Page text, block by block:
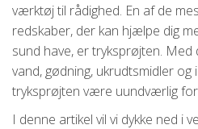
værktøj til rådighed. En af de
redskaber, der kan hjælpe dig
sund have, er tryksprøjten.
vand, gødning, ukrudtsmidler og
tryksprøjten være uundværlig
I denne artikel vil vi dykke ned i